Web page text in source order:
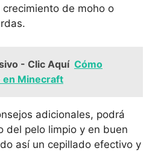
de moho o
- Clic Aquí Cómo
en Minecraft
adicionales, podrá
del pelo limpio y en buen
así un cepillado efectivo y